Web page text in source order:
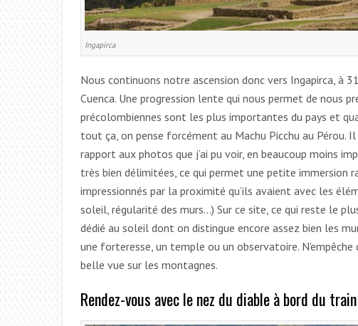
Ingapirca
Nous continuons notre ascension donc vers Ingapirca, à
Cuenca. Une progression lente qui nous permet de nous
précolombiennes sont les plus importantes du pays et
tout ça, on pense forcément au Machu Picchu au Pérou.
rapport aux photos que j’ai pu voir, en beaucoup moins
très bien délimitées, ce qui permet une petite immersion
impressionnés par la proximité qu’ils avaient avec les
soleil, régularité des murs…) Sur ce site, ce qui reste le
dédié au soleil dont on distingue encore assez bien les
une forteresse, un temple ou un observatoire.
belle vue sur les montagnes.
Rendez-vous avec le nez du diable à bord du